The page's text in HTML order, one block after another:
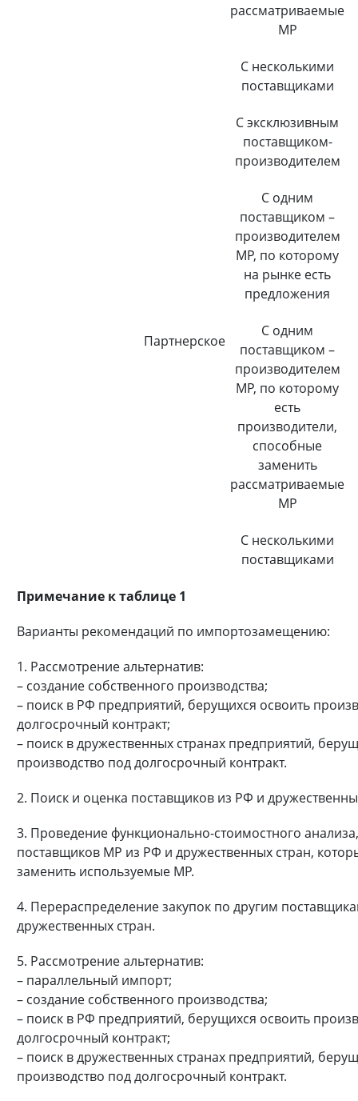
рассматриваемые
МР
С несколькими
поставщиками
Партнерское
С эксклюзивным
поставщиком-
производителем
С одним
поставщиком –
производителем
МР, по которому
на рынке есть
предложения
С одним
поставщиком –
производителем
МР, по которому
есть
производители,
способные
заменить
рассматриваемые
МР
С несколькими
поставщиками
Примечание к таблице 1
Варианты рекомендаций по импортозамещению:
1. Рассмотрение альтернатив:
– создание собственного производства;
– поиск в РФ предприятий, берущихся освоить
долгосрочный контракт;
– поиск в дружественных странах предприятий,
производство под долгосрочный контракт.
2. Поиск и оценка поставщиков из РФ и
3. Проведение функционально-стоимостного
поставщиков МР из РФ и дружественных стран,
заменить используемые МР.
4. Перераспределение закупок по другим
дружественных стран.
5. Рассмотрение альтернатив:
– параллельный импорт;
– создание собственного производства;
– поиск в РФ предприятий, берущихся освоить
долгосрочный контракт;
– поиск в дружественных странах предприятий,
производство под долгосрочный контракт.